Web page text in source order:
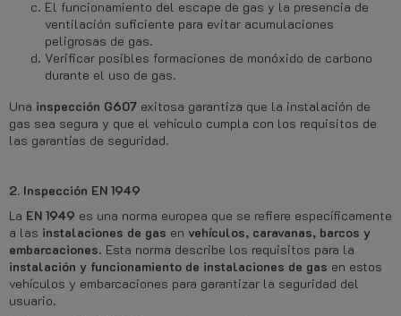
El funcionamiento del escape de gas y la presencia de
ventilación suficiente para evitar acumulaciones
peligrosas de gas.
Verificar posibles formaciones de monóxido de carbono
durante el uso de gas.
Una inspección G607 exitosa garantiza que la instalación de
gas sea segura y que el vehículo cumpla con los requisitos de
las garantías de seguridad.
2. Inspección EN 1949
La EN 1949 es una norma europea que se refiere específicamente
a las instalaciones de gas en vehículos, caravanas, barcos y
embarcaciones. Esta norma describe los requisitos para la
instalación y funcionamiento de instalaciones de gas en estos
vehículos y embarcaciones para garantizar la seguridad del
usuario.